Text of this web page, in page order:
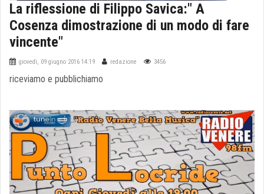
La riflessione di Filippo Savica:" A
Cosenza dimostrazione di un modo di fare
vincente"
giovedì, 09 giugno 2016 14:19 redazione 3456
riceviamo e pubblichiamo